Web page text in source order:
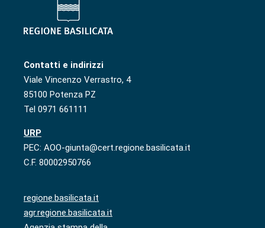
Contatti e indirizzi
Viale Vincenzo Verrastro, 4
85100 Potenza PZ
Tel 0971 661111
URP
PEC: AOO-giunta@cert.regione.basilicata.it
C.F. 80002950766
regione.basilicata.it
agr.regione.basilicata.it